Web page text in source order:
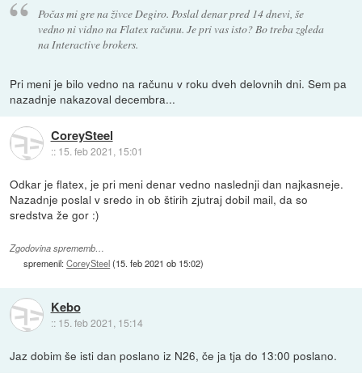
Počas mi gre na živce Degiro. Poslal denar pred 14 dnevi, še
vedno ni vidno na Flatex računu. Je pri vas isto? Bo treba zgleda
na Interactive brokers.
Pri meni je bilo vedno na računu v roku dveh delovnih dni. Sem pa
nazadnje nakazoval decembra...
CoreySteel
:: 15. feb 2021, 15:01
Odkar je flatex, je pri meni denar vedno naslednji dan najkasneje.
Nazadnje poslal v sredo in ob štirih zjutraj dobil mail, da so
sredstva že gor :)
Zgodovina sprememb…
spremenil:CoreySteel(15. feb 2021 ob 15:02)
Kebo
:: 15. feb 2021, 15:14
Jaz dobim še isti dan poslano iz N26, če ja tja do 13:00 poslano.